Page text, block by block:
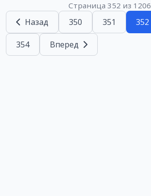
Страница 352 из 1206
Назад 350 351 352
354 Вперед